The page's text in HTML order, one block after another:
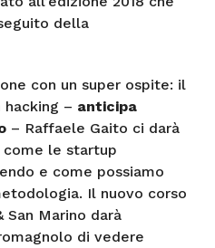
della
con un super ospite: il
– anticipa
– Raffaele Gaito ci darà
come le startup
e come possiamo
Il nuovo corso
San Marino darà
di vedere